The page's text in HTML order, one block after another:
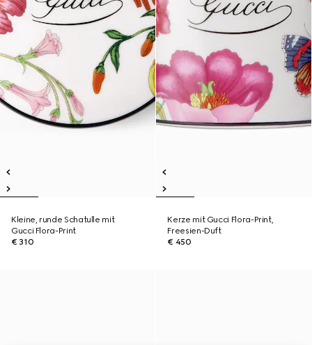
Kleine, runde Schatulle mit
Gucci Flora-Print
€ 310
Kerze mit Gucci Flora-Print,
Freesien-Duft
€ 450